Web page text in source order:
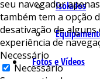
Isolados
Fotos e Vídeos
seu navegador
também tem a opção
desativação de
experiência de
Necessário
Necessário